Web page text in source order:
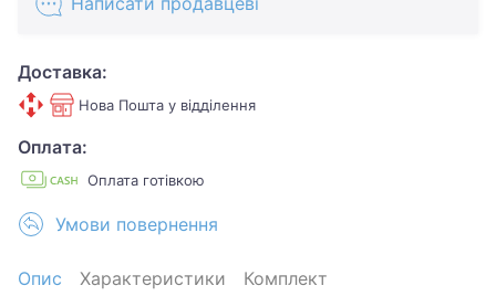
Доставка:
Нова Пошта у відділення
Оплата:
Оплата готівкою
Умови повернення
Опис Характеристики Комплект